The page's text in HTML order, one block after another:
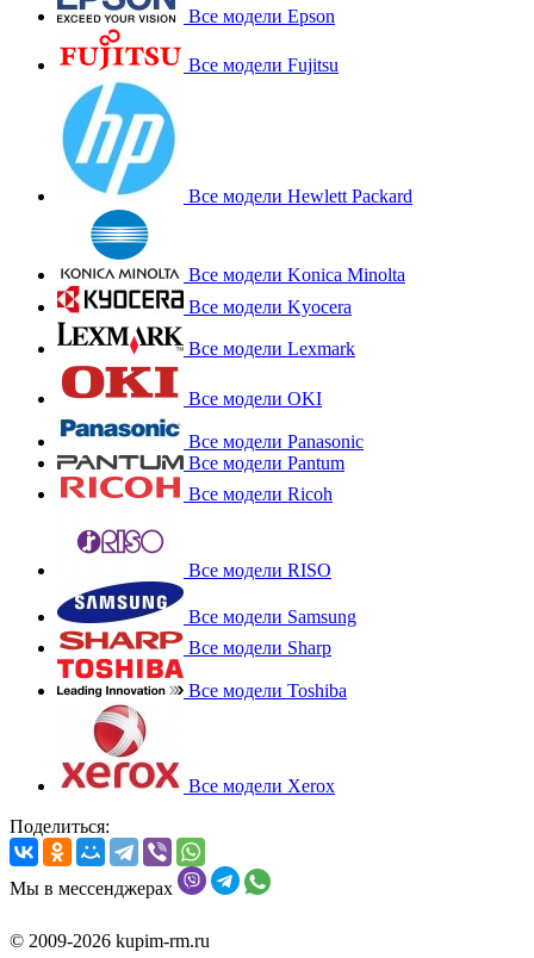
Все модели Epson
Все модели Fujitsu
Все модели Hewlett Packard
Все модели Konica Minolta
Все модели Kyocera
Все модели Lexmark
Все модели OKI
Все модели Panasonic
Все модели Pantum
Все модели Ricoh
Все модели RISO
Все модели Samsung
Все модели Sharp
Все модели Toshiba
Все модели Xerox
Поделиться:
Мы в мессенджерах
© 2009-2026 kupim-rm.ru